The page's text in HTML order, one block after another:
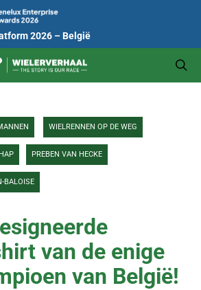
2026 – België
WIELRENNEN OP DE WEG
PREBEN VAN HECKE
BALOISE
van de enige
van België!